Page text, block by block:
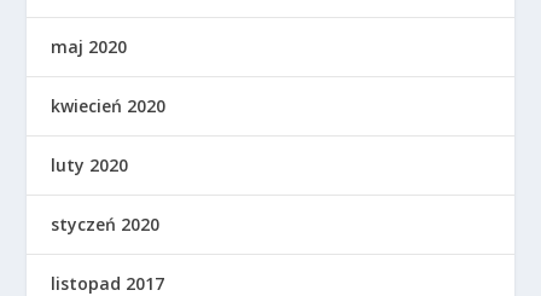
maj 2020
kwiecień 2020
luty 2020
styczeń 2020
listopad 2017